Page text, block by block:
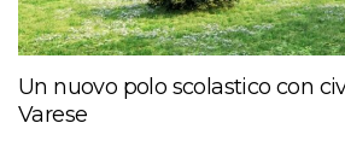
Un nuovo polo scolastico con
Varese